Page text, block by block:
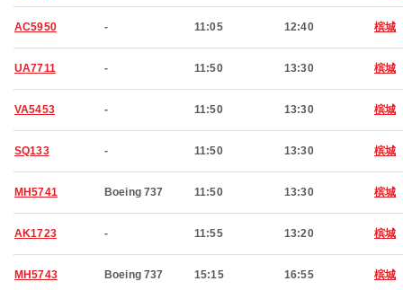
AC5950 - 11:05 12:40 槟城
UA7711 - 11:50 13:30 槟城
VA5453 - 11:50 13:30 槟城
SQ133 - 11:50 13:30 槟城
MH5741 Boeing 737 11:50 13:30 槟城
AK1723 - 11:55 13:20 槟城
MH5743 Boeing 737 15:15 16:55 槟城